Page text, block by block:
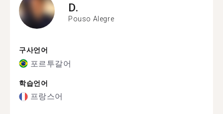
D.
Pouso Alegre
구사언어
포르투갈어
학습언어
프랑스어